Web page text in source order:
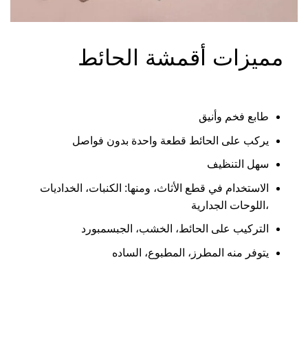
مميزات أقمشة الحائط
طابع فخم وأنيق
يركب على الحائط قطعة واحدة بدون فواصل
سهل التنظيف
الاستخدام في قطع الأثاث، ومنها: الكنبات، الخداديات
،اللوحات الجدارية
التركيب على الحائط، الخشب، الجبسمبورد
يتوفر منه المطرز، المطبوع، الساده